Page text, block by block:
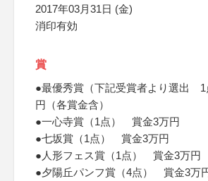
2017年03月31日 (金)
消印有効
賞
●最優秀賞（下記受賞者より選出
円（各賞金含）
●一心寺賞（1点） 賞金3万円
●七坂賞（1点） 賞金3万円
●人形フェス賞（1点） 賞金3万円
●夕陽丘パンフ賞（4点） 賞金3万